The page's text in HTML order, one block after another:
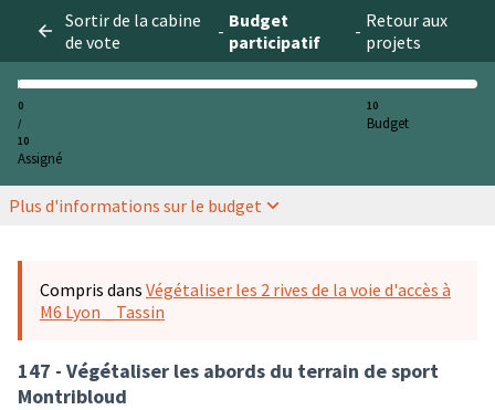
Sortir de la cabine
de vote
- Budget
participatif
- Retour aux
projets
0
/
10
Assigné
10
Budget
Plus d'informations sur le budget
Compris dans Végétaliser les 2 rives de la voie d'accès à
M6 Lyon _ Tassin
147 - Végétaliser les abords du terrain de sport
Montribloud